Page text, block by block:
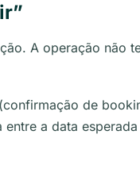
A operação não
de
a data